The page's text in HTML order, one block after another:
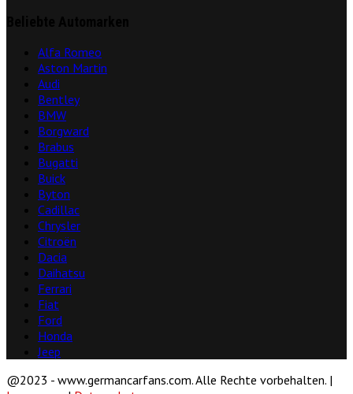
Alfa Romeo
Aston Martin
Audi
Bentley
BMW
Borgward
Brabus
Bugatti
Buick
Byton
Cadillac
Chrysler
Citroën
Dacia
Daihatsu
Ferrari
Fiat
Ford
Honda
Jeep
@2023 - www.germancarfans.com. Alle Rechte vorbehalten. |